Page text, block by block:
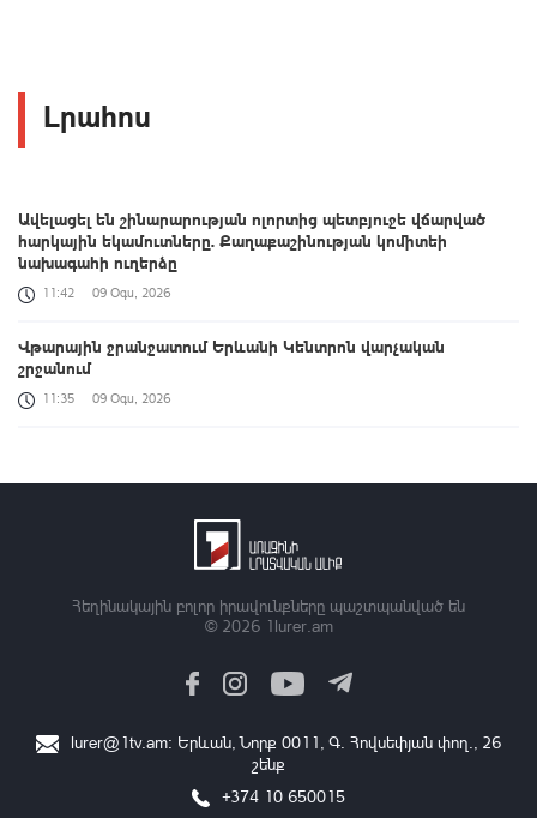
Լրահոս
Ավելացել են շինարարության ոլորտից պետբյուջե վճարված
հարկային եկամուտները. Քաղաքաշինության կոմիտեի
նախագահի ուղերձը
11:42 09 Օգս, 2026
Վթարային ջրանջատում Երևանի Կենտրոն վարչական
շրջանում
11:35 09 Օգս, 2026
վարչական շրջանում
Հանրապետությունում ավտոճանապարհներն անցանելի են
Արարատ գյուղի ամբուլատորիան հիմնանորոգվել և
Հեղինակային բոլոր իրավունքները պաշտպանված են
© 2026 1lurer.am
lurer@1tv.am։ Երևան, Նորք 0011, Գ․ Հովսեփյան փող., 26
շենք
+374 10 650015